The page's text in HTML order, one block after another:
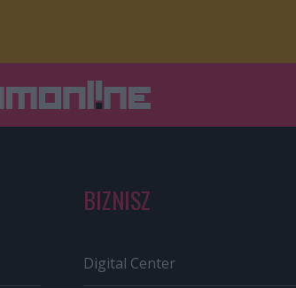
BIZNISZ
Digital Center